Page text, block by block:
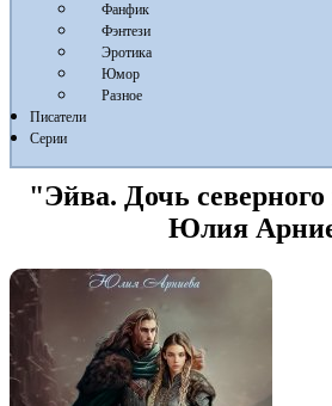
Фанфик
Фэнтези
Эротика
Юмор
Разное
Писатели
Серии
"Эйва. Дочь северного
Юлия